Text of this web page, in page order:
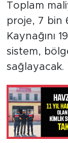
Toplam
proje, 7 bin
Kaynağını
sistem,
sağlayacak.